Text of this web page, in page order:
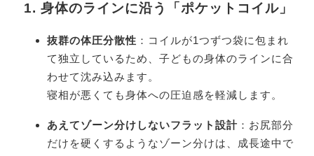
1. 身体のラインに沿う「ポケットコイル」
抜群の体圧分散性 ：コイルが1つずつ袋に包まれ
て独立しているため、子どもの身体のラインに合
わせて沈み込みます。
寝相が悪くても身体への圧迫感を軽減します。
あえてゾーン分けしないフラット設計 ：お尻部分
だけを硬くするようなゾーン分けは、成長途中で